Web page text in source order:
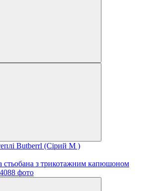
Butberrl (Сірий M )